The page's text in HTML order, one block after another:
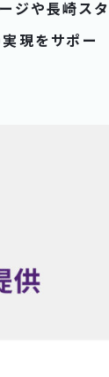
ジや長崎スタ
現をサポー